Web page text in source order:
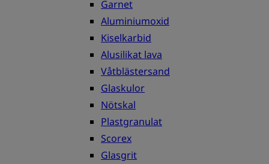
Garnet
Aluminiumoxid
Kiselkarbid
Alusilikat lava
Våtblästersand
Glaskulor
Nötskal
Plastgranulat
Scorex
Glasgrit